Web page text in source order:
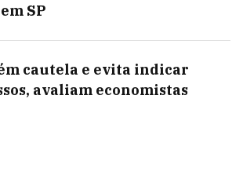
SP
cautela e evita indicar
avaliam economistas